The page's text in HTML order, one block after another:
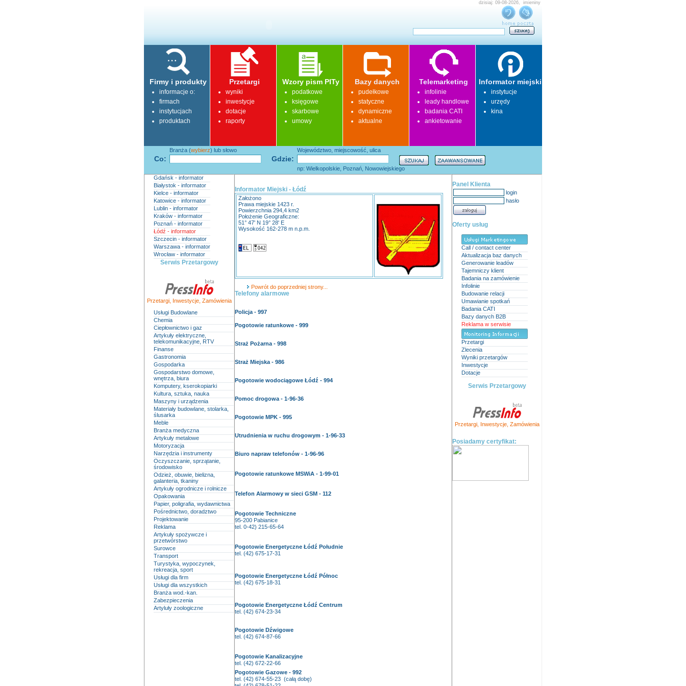
dzisiaj: 09-08-2026, imieniny
Firmy i produkty
informacje o:
firmach
instytucjach
produktach
Przetargi
wyniki
inwestycje
dotacje
raporty
Wzory pism PITy
podatkowe
księgowe
skarbowe
umowy
Bazy danych
pudełkowe
statyczne
dynamiczne
aktualne
Telemarketing
infolinie
leady handlowe
badania CATI
ankietowanie
Informator miejski
instytucje
urzędy
kina
Co: Gdzie:
Branża (wybierz) lub słowo Województwo, miejscowość, ulica
np: Wielkopolskie, Poznań, Nowowiejskiego
Gdańsk - informator
Białystok - informator
Kielce - informator
Katowice - informator
Lublin - informator
Kraków - informator
Poznań - informator
Łódź - informator
Szczecin - informator
Warszawa - informator
Wrocław - informator
Serwis Przetargowy
Przetargi, Inwestycje, Zamówienia
Usługi Budowlane
Chemia
Ciepłownictwo i gaz
Artykuły elektryczne,
telekomunikacyjne, RTV
Finanse
Gastronomia
Gospodarka
Gospodarstwo domowe,
wnętrza, biura
Komputery, kserokopiarki
Kultura, sztuka, nauka
Maszyny i urządzenia
Materiały budowlane, stolarka,
ślusarka
Meble
Branża medyczna
Artykuły metalowe
Motoryzacja
Narzędzia i instrumenty
Oczyszczanie, sprzątanie,
środowisko
Odzież, obuwie, bielizna,
galanteria, tkaniny
Artykuły ogrodnicze i rolnicze
Opakowania
Papier, poligrafia, wydawnictwa
Pośrednictwo, doradztwo
Projektowanie
Reklama
Artykuły spożywcze i
przetwórstwo
Surowce
Transport
Turystyka, wypoczynek,
rekreacja, sport
Usługi dla firm
Usługi dla wszystkich
Branża wod.-kan.
Zabezpieczenia
Artyluły zoologiczne
Informator Miejski - Łódź
Założono
Prawa miejskie 1423 r.
Powierzchnia 294,4 km2
Położenie Geograficzne:
51° 47' N 19° 28' E
Wysokość 162-278 m n.p.m.
Powrót do poprzedniej strony...
Telefony alarmowe
Policja - 997
Pogotowie ratunkowe - 999
Straż Pożarna - 998
Straż Miejska - 986
Pogotowie wodociągowe Łódź - 994
Pomoc drogowa - 1-96-36
Pogotowie MPK - 995
Utrudnienia w ruchu drogowym - 1-96-33
Biuro napraw telefonów - 1-96-96
Pogotowie ratunkowe MSWiA - 1-99-01
Telefon Alarmowy w sieci GSM - 112
Pogotowie Techniczne
95-200 Pabianice
tel. 0-42) 215-65-64
Pogotowie Energetyczne Łódź Południe
tel. (42) 675-17-31
Pogotowie Energetyczne Łódź Północ
tel. (42) 675-18-31
Pogotowie Energetyczne Łódź Centrum
tel. (42) 674-23-34
Pogotowie Dźwigowe
tel. (42) 674-87-66
Pogotowie Kanalizacyjne
tel. (42) 672-22-66
Pogotowie Gazowe - 992
tel. (42) 674-55-23 (całą dobę)
Panel Klienta
login
hasło
Oferty usług
Call / contact center
Aktualizacja baz danych
Generowanie leadów
Tajemniczy klient
Badania na zamówienie
Infolinie
Budowanie relacji
Umawianie spotkań
Badania CATI
Bazy danych B2B
Reklama w serwisie
Przetargi
Zlecenia
Wyniki przetargów
Inwestycje
Dotacje
Serwis Przetargowy
Przetargi, Inwestycje, Zamówienia
Posiadamy certyfikat: